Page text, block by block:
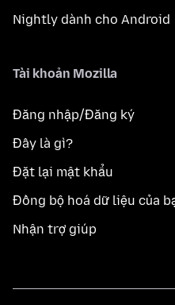
Nightly dành cho Android
Tài khoản Mozilla
Đăng nhập/Đăng ký
Đây là gì?
Đặt lại mật khẩu
Đồng bộ hoá dữ liệu của
Nhận trợ giúp